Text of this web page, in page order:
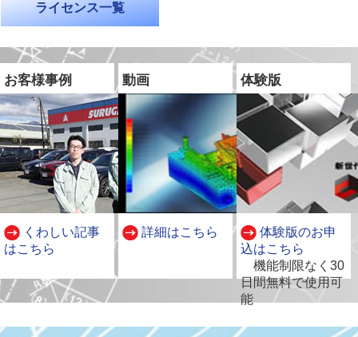
ライセンス一覧
お客様事例
くわしい記事
はこちら
動画
詳細はこちら
体験版
体験版のお申
込はこちら
別
ウ
ド
機能制限なく30
日間無料で使用可
能